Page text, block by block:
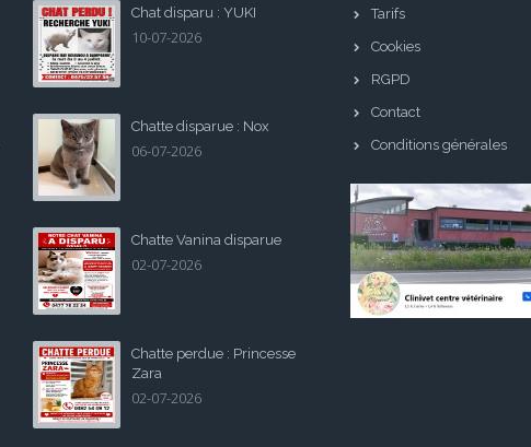
Chat disparu : YUKI
10-07-2026
Chatte disparue : Nox
06-07-2026
Chatte Vanina disparue
02-07-2026
Chatte perdue : Princesse
Zara
02-07-2026
Tarifs
Cookies
RGPD
Contact
Conditions générales